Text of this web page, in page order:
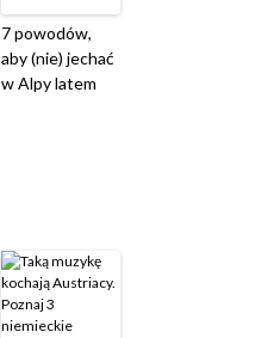
7 powodów,
aby (nie) jechać
w Alpy latem